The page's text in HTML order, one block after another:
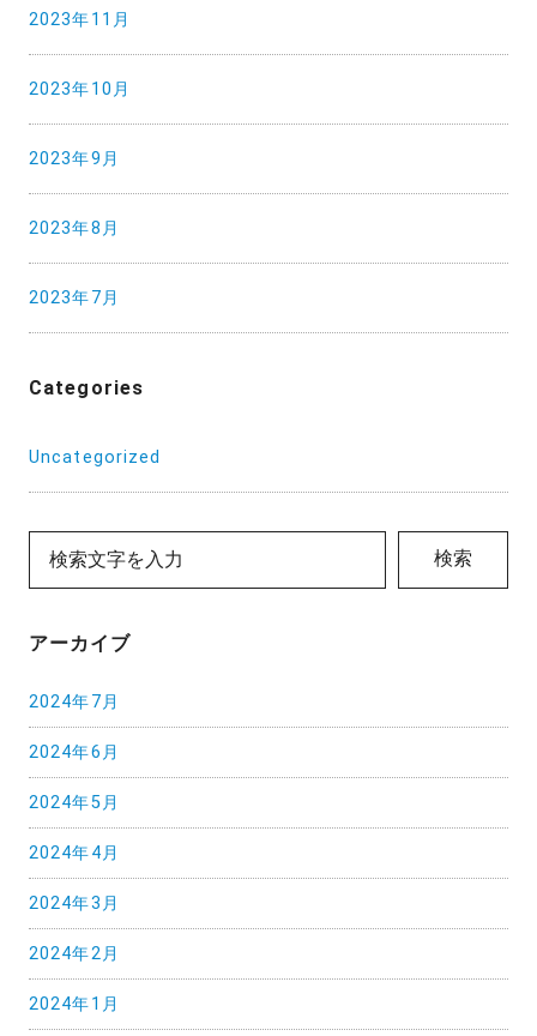
2023年11月
2023年10月
2023年9月
2023年8月
2023年7月
Categories
Uncategorized
検索
アーカイブ
2024年7月
2024年6月
2024年5月
2024年4月
2024年3月
2024年2月
2024年1月